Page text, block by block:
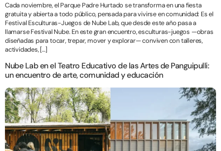
Cada noviembre, el Parque Padre Hurtado se transforma en una fiesta
gratuita y abierta a todo público, pensada para vivirse en comunidad: Es el
Festival Esculturas-Juegos de Nube Lab, que desde este año pasa a
llamarse Festival Nube. En este gran encuentro, esculturas-juegos —obras
diseñadas para tocar, trepar, mover y explorar— conviven con talleres,
actividades, […]
Nube Lab en el Teatro Educativo de las Artes de Panguipulli:
un encuentro de arte, comunidad y educación